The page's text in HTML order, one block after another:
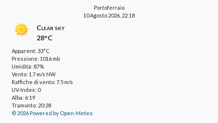
Portoferraio
10 Agosto 2026, 22:18
Clear sky
28°C
Apparent: 33°C
Pressione: 1016 mb
Umidità: 87%
Vento: 1.7 m/s NW
Raffiche di vento: 7.5 m/s
UV-Index: 0
Alba: 6:19
Tramonto: 20:28
© 2026 Powered by Open-Meteo